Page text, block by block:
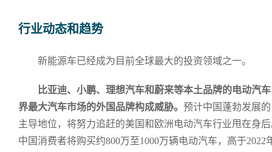
行业动态和趋势
新能源车已经成为目前全球最大的投资领域之一。
比亚迪、小鹏、理想汽车和蔚来等本土品牌的电动汽
界最大汽车市场的外国品牌构成威胁。 预计中国蓬勃发展
主导地位，将努力追赶的美国和欧洲电动汽车行业甩在身
中国消费者将购买约800万至1000万辆电动汽车，高于2022